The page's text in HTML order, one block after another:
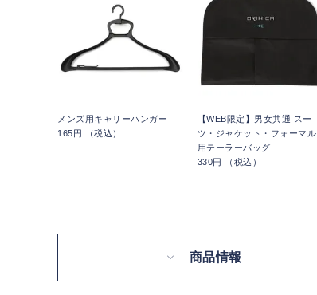
メンズ用キャリーハンガー
165円 （税込）
【WEB限定】男女共通 スー
ツ・ジャケット・フォーマル
用テーラーバッグ
330円 （税込）
商品情報